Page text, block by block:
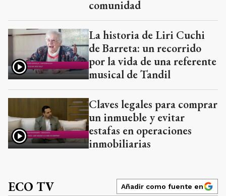
comunidad
La historia de Liri Cuchi
de Barreta: un recorrido
por la vida de una referente
musical de Tandil
Claves legales para comprar
un inmueble y evitar
estafas en operaciones
inmobiliarias
ECO TV Añadir como fuente en